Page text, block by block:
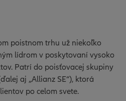
poistnom trhu už niekoľko
lídrom v poskytovaní vysoko
Patrí do poisťovacej skupiny
aj „Allianz SE“), ktorá
po celom svete.